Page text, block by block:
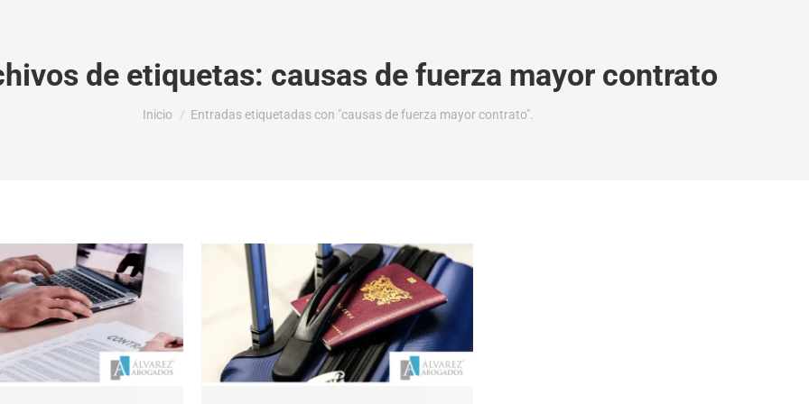
de etiquetas: causas de fuerza mayor contrato
Estás aquí:
Inicio Entradas etiquetadas con "causas de fuerza mayor contrato".